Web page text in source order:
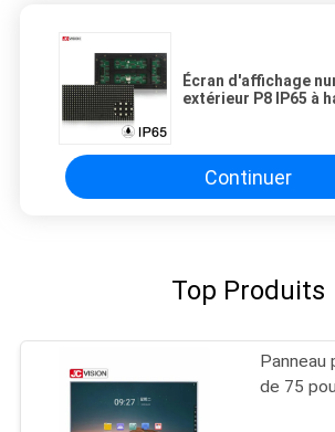
Écran d'affichage
extérieur P8 IP65 à
Continuer
Top Produits
de 75